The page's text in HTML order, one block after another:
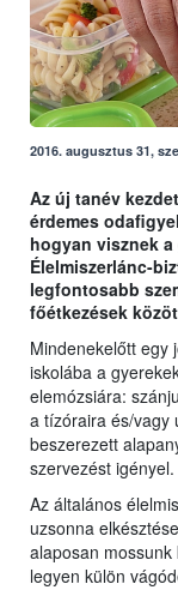
2016. augusztus 31,
Az új tanév
érdemes
hogyan visznek a
Élelmiszerlánc-
legfontosabb
főétkezések
Mindenekelőtt egy
iskolába a
elemózsiára:
a tízóraira és/vagy
beszerezett
szervezést igényel.
Az általános
uzsonna
alaposan
legyen külön